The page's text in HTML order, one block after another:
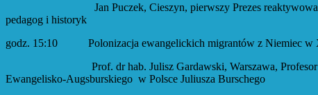
Jan Puczek, Cieszyn, pierwszy Prezes reaktywowanego
pedagog i historyk
godz. 15:10 Polonizacja ewangelickich migrantów z Niemiec
Prof. dr hab. Julisz Gardawski, Warszawa, Profesor i
Ewangelisko-Augsburskiego w Polsce Juliusza Burschego